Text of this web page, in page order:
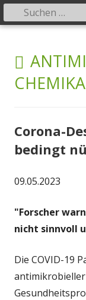
zum
Inhalt
Primäres
Corona-
bedingt
09.05.2023
"Forscher
nicht sinnvoll
Die COVID-19